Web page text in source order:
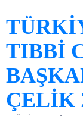
TIBBİ
ÇELİK